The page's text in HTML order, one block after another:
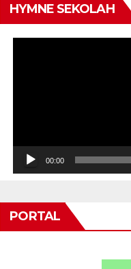
HYMNE SEKOLAH
00:00
PORTAL